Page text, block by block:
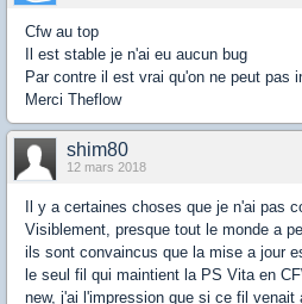
Cfw au top
Il est stable je n'ai eu aucun bug
Par contre il est vrai qu'on ne peut pas
Merci Theflow
shim80
12 mars 2018
Il y a certaines choses que je n'ai pas
Visiblement, presque tout le monde a
ils sont convaincus que la mise a jour
le seul fil qui maintient la PS Vita en
new, j'ai l'impression que si ce fil venait